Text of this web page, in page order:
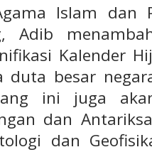
Islam dan
Adib
Kalender
duta besar
ini juga
dan
dan